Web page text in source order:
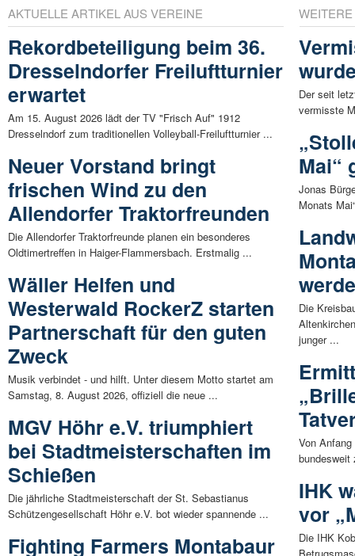
AKTUELLE ARTIKEL AUS VEREINE
Rekordbeteiligung beim 36.
Dresselndorfer Freiluftturnier
erwartet
Am 15. August 2026 lädt der TV "Frisch Auf" 1912
Dresselndorf zum traditionellen Volleyball-Freiluftturnier ...
Neuer Vorstand bringt
frischen Wind zu den
Allendorfer Traktorfreunden
Die Allendorfer Traktorfreunde planen ein besonderes
Oldtimertreffen in Haiger-Flammersbach. Erstmalig ...
Wäller Helfen und
Westerwald RockerZ starten
Partnerschaft für den guten
Zweck
Musik verbindet - und hilft. Unter diesem Motto startet am
Samstag, 8. August 2026, offiziell die neue ...
MGV Höhr e.V. triumphiert
bei Stadtmeisterschaften im
Schießen
Die jährliche Stadtmeisterschaft der St. Sebastianus
Schützengesellschaft Höhr e.V. bot wieder spannende ...
Fighting Farmers Montabaur
Der seit
vermisste
Mai“
Jonas
Monats
Die
junger ...
Von
bundesweit
IHK
vor
Die IHK